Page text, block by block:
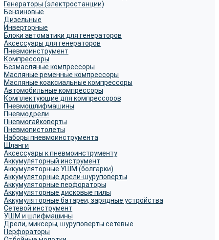
Генераторы (электростанции)
Бензиновые
Дизельные
Инверторные
Блоки автоматики для генераторов
Аксессуары для генераторов
Пневмоинструмент
Компрессоры
Безмасляные компрессоры
Масляные ременные компрессоры
Масляные коаксиальные компрессоры
Автомобильные компрессоры
Комплектующие для компрессоров
Пневмошлифмашины
Пневмодрели
Пневмогайковерты
Пневмопистолеты
Наборы пневмоинструмента
Шланги
Аксессуары к пневмоинструменту
Аккумуляторный инструмент
Аккумуляторные УШМ (болгарки)
Аккумуляторные дрели-шуруповерты
Аккумуляторные перфораторы
Аккумуляторные дисковые пилы
Аккумуляторные батареи, зарядные устройства
Сетевой инструмент
УШМ и шлифмашины
Дрели, миксеры, шуруповерты сетевые
Перфораторы